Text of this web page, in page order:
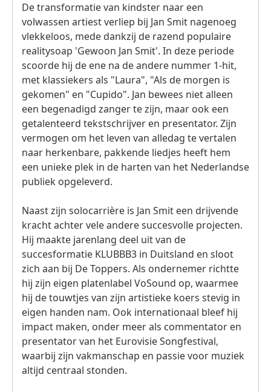
De transformatie van kindster naar een
volwassen artiest verliep bij Jan Smit nagenoeg
vlekkeloos, mede dankzij de razend populaire
realitysoap 'Gewoon Jan Smit'. In deze periode
scoorde hij de ene na de andere nummer 1-hit,
met klassiekers als "Laura", "Als de morgen is
gekomen" en "Cupido". Jan bewees niet alleen
een begenadigd zanger te zijn, maar ook een
getalenteerd tekstschrijver en presentator. Zijn
vermogen om het leven van alledag te vertalen
naar herkenbare, pakkende liedjes heeft hem
een unieke plek in de harten van het Nederlandse
publiek opgeleverd.
Naast zijn solocarrière is Jan Smit een drijvende
kracht achter vele andere succesvolle projecten.
Hij maakte jarenlang deel uit van de
succesformatie KLUBBB3 in Duitsland en sloot
zich aan bij De Toppers. Als ondernemer richtte
hij zijn eigen platenlabel VoSound op, waarmee
hij de touwtjes van zijn artistieke koers stevig in
eigen handen nam. Ook internationaal bleef hij
impact maken, onder meer als commentator en
presentator van het Eurovisie Songfestival,
waarbij zijn vakmanschap en passie voor muziek
altijd centraal stonden.